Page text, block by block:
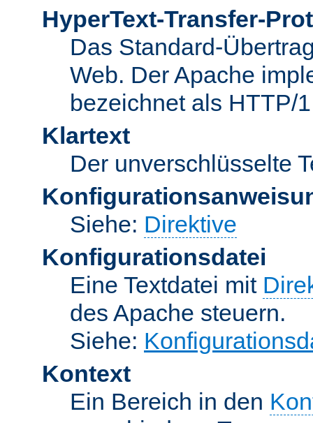
HyperText-Transfer-
Das Standard-
Web. Der Apache
bezeichnet als HTTP/
Klartext
Der unverschlüsselte
Siehe: Direktive
Konfigurationsdatei
Eine Textdatei mit
des Apache steuern.
Siehe:
Kontext
Ein Bereich in den